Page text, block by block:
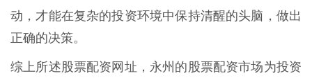
动，才能在复杂的投资环境中保持清醒的头脑，做出
正确的决策。
综上所述股票配资网址，永州的股票配资市场为投资